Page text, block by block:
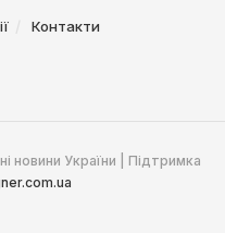
Контакти
новини України | Підтримка